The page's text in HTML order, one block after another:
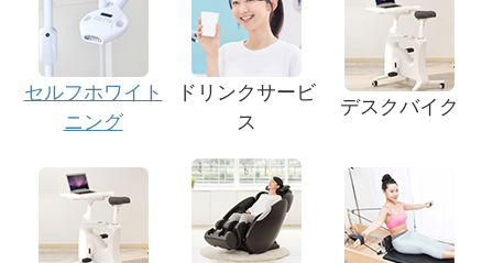
セルフホワイト
ニング
ドリンクサービ
ス
デスクバイク